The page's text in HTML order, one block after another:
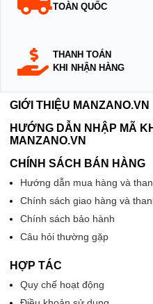
TOÀN QUỐC
THANH TOÁN
KHI NHẬN HÀNG
GIỚI THIỆU MANZANO.VN
HƯỚNG DẪN NHẬP MÃ
MANZANO.VN
CHÍNH SÁCH BÁN HÀNG
Hướng dẫn mua hàng và
Chính sách giao hàng và
Chính sách bảo hành
Câu hỏi thường gặp
HỢP TÁC
Quy chế hoạt động